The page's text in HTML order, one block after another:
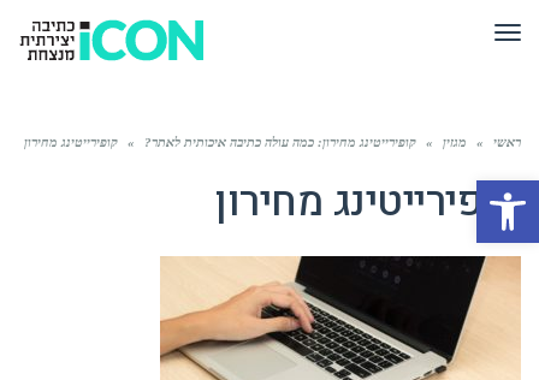
פתח סרגל נגישות
תפריט
ראשי » מגזין » קופירייטינג מחירון: כמה עולה כתיבה איכותית לאתר? » קופירייטינג מחירון
קופירייטינג מחירון